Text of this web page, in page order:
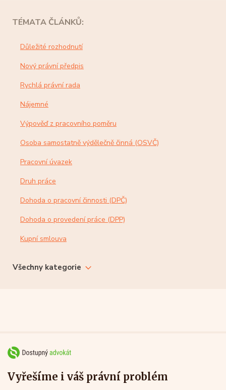
TÉMATA ČLÁNKŮ:
Důležité rozhodnutí
Nový právní předpis
Rychlá právní rada
Nájemné
Výpověď z pracovního poměru
Osoba samostatně výdělečně činná (OSVČ)
Pracovní úvazek
Druh práce
Dohoda o pracovní činnosti (DPČ)
Dohoda o provedení práce (DPP)
Kupní smlouva
Všechny kategorie
Vyřešíme i váš právní problém